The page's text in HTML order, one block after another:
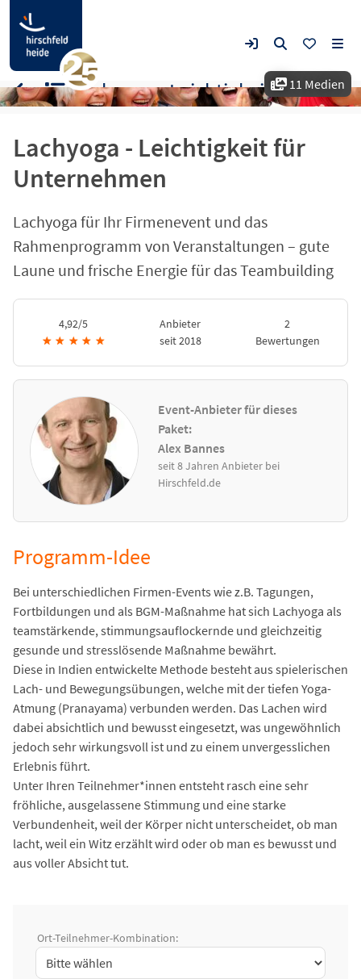
11 Medien
Lachyoga - Leichtigkeit für
Unternehmen
Lachyoga für Ihr Firmenevent und das
Rahmenprogramm von Veranstaltungen – gute
Laune und frische Energie für das Teambuilding
4,92/5
★ ★ ★ ★ ★
Anbieter
seit 2018
2
Bewertungen
Event-Anbieter für dieses
Paket:
Alex Bannes
seit 8 Jahren Anbieter bei
Hirschfeld.de
Lachyoga - Leichtigkeit für Unternehmen
Programm-Idee
Bei unterschiedlichen Firmen-Events wie z.B. Tagungen,
Fortbildungen und als BGM-Maßnahme hat sich Lachyoga als
teamstärkende, stimmungsauflockernde und gleichzeitig
gesunde und stresslösende Maßnahme bewährt.
Diese in Indien entwickelte Methode besteht aus spielerischen
Lach- und Bewegungsübungen, welche mit der tiefen Yoga-
Atmung (Pranayama) verbunden werden. Das Lachen wird
dabei absichtlich und bewusst eingesetzt, was ungewöhnlich
jedoch sehr wirkungsvoll ist und zu einem unvergesslichen
Erlebnis führt.
Unter Ihren Teilnehmer*innen entsteht rasch eine sehr
fröhliche, ausgelassene Stimmung und eine starke
Verbundenheit, weil der Körper nicht unterscheidet, ob man
lacht, weil ein Witz erzählt wird oder ob man es bewusst und
aus voller Absicht tut.
Ort-Teilnehmer-Kombination: